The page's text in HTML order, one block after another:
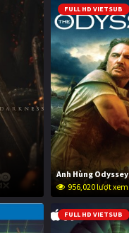
FULL HD VIETSUB
Anh Hùng Odyssey
956,020 lượt xem
FULL HD VIETSUB